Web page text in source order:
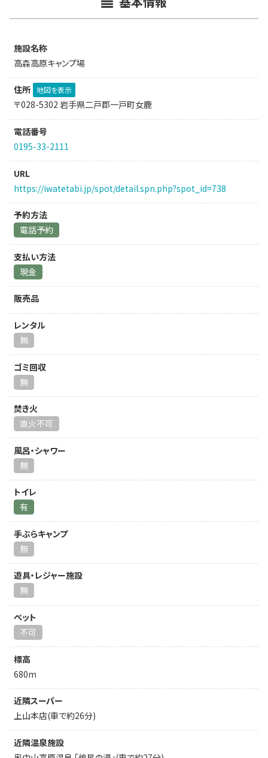
施設名称
高森高原キャンプ場
住所 地図を表示
〒028-5302 岩手県二戸郡一戸町女鹿
電話番号
0195-33-2111
URL
https://iwatetabi.jp/spot/detail.spn.php?spot_id=738
予約方法
電話予約
支払い方法
現金
販売品
レンタル
無
ゴミ回収
無
焚き火
直火不可
風呂・シャワー
無
トイレ
有
手ぶらキャンプ
無
遊具・レジャー施設
無
ペット
不可
標高
680m
近隣スーパー
上山本店(車で約26分)
近隣温泉施設